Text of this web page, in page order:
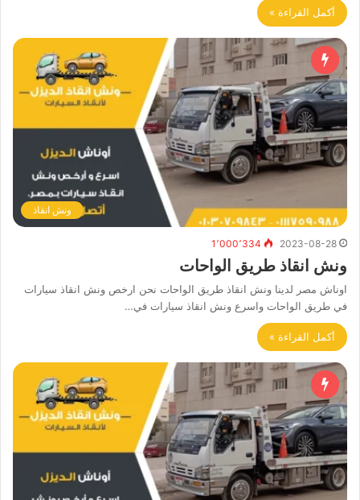
أكمل القراءة »
ونش انقاذ
2023-08-28 1٬000٬334
ونش انقاذ طريق الواحات
اوناش مصر لدينا ونش انقاذ طريق الواحات نحن ارخص ونش انقاذ سيارات
في طريق الواحات واسرع ونش انقاذ سيارات في…
أكمل القراءة »